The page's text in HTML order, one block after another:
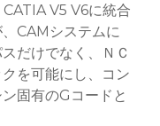
V5 V6に統合
CAMシステムに
だけでなく、ＮＣ
を可能にし、コン
固有のGコードと